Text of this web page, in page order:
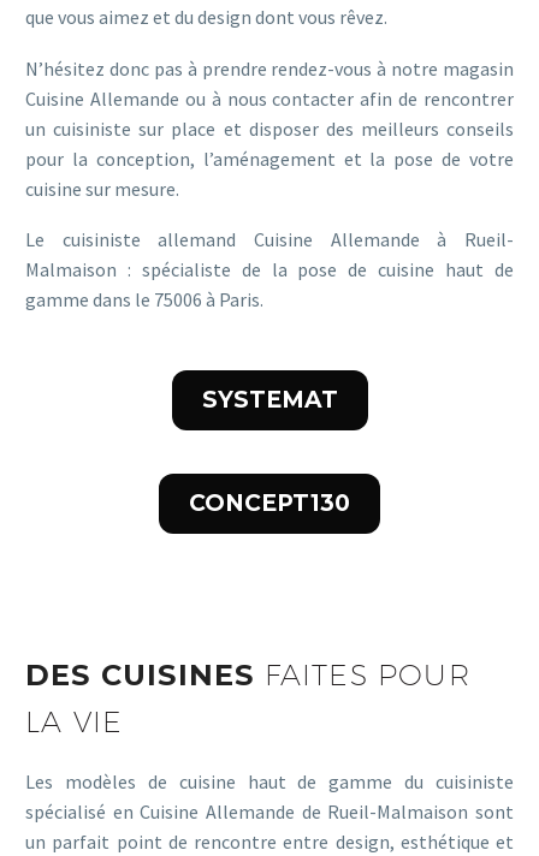
que vous aimez et du design dont vous rêvez.
N’hésitez donc pas à prendre rendez-vous à notre magasin
Cuisine Allemande ou à nous contacter afin de rencontrer
un cuisiniste sur place et disposer des meilleurs conseils
pour la conception, l’aménagement et la pose de votre
cuisine sur mesure.
Le cuisiniste allemand Cuisine Allemande à Rueil-
Malmaison : spécialiste de la pose de cuisine haut de
gamme dans le 75006 à Paris.
SYSTEMAT
CONCEPT130
DES CUISINES FAITES POUR
LA VIE
Les modèles de cuisine haut de gamme du cuisiniste
spécialisé en Cuisine Allemande de Rueil-Malmaison sont
un parfait point de rencontre entre design, esthétique et